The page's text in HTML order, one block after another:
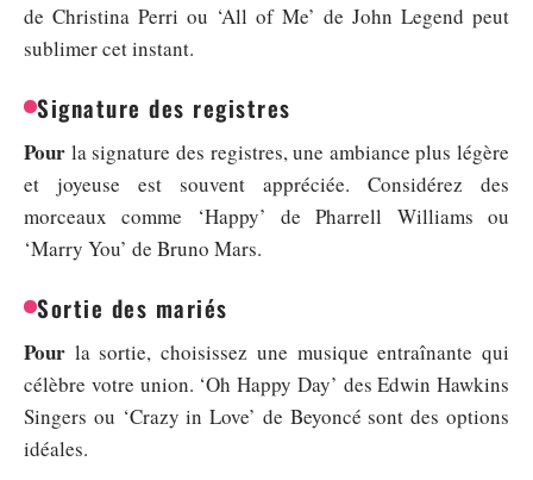
de Christina Perri ou ‘All of Me’ de John Legend peut
sublimer cet instant.
Signature des registres
Pour la signature des registres, une ambiance plus légère
et joyeuse est souvent appréciée. Considérez des
morceaux comme ‘Happy’ de Pharrell Williams ou
‘Marry You’ de Bruno Mars.
Sortie des mariés
Pour la sortie, choisissez une musique entraînante qui
célèbre votre union. ‘Oh Happy Day’ des Edwin Hawkins
Singers ou ‘Crazy in Love’ de Beyoncé sont des options
idéales.